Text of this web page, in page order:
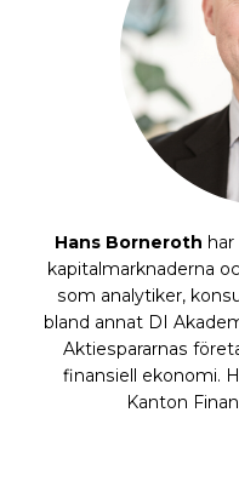
Hans Borneroth
kapitalmarknaderna
som analytiker,
bland annat DI
Aktiespararnas
finansiell ekonomi.
Kanton